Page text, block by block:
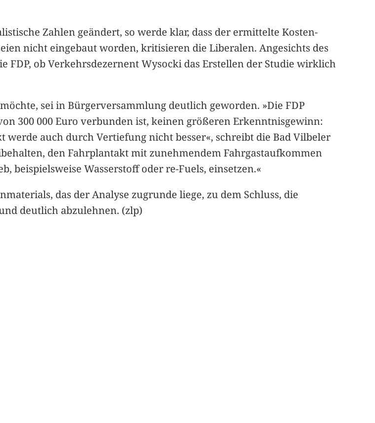
Zahlen geändert, so werde klar, dass der ermittelte Kosten-
nicht eingebaut worden, kritisieren die Liberalen. Angesichts des
FDP, ob Verkehrsdezernent Wysocki das Erstellen der Studie wirklich
sei in Bürgerversammlung deutlich geworden. »Die FDP
300 000 Euro verbunden ist, keinen größeren Erkenntnisgewinn:
auch durch Vertiefung nicht besser«, schreibt die Bad Vilbeler
den Fahrplantakt mit zunehmendem Fahrgastaufkommen
Wasserstoff oder re-Fuels, einsetzen.«
das der Analyse zugrunde liege, zu dem Schluss, die
deutlich abzulehnen. (zlp)